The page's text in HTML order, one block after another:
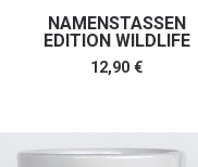
NAMENSTASSEN
EDITION WILDLIFE
12,90 €